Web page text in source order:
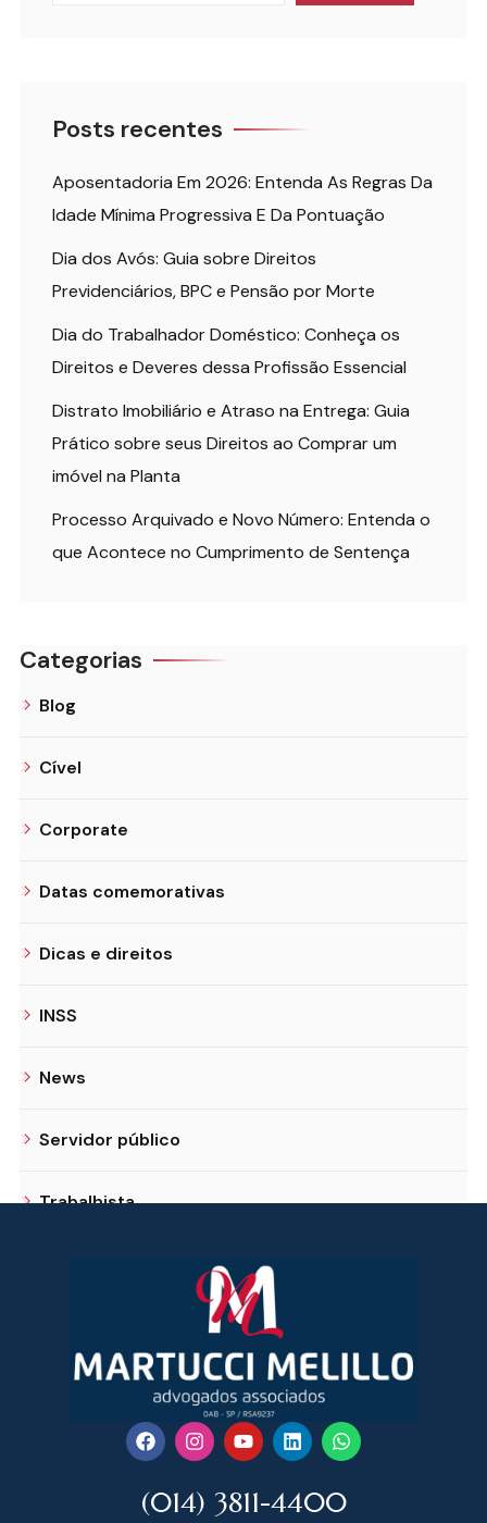
Posts recentes
Aposentadoria Em 2026: Entenda As Regras Da
Idade Mínima Progressiva E Da Pontuação
Dia dos Avós: Guia sobre Direitos
Previdenciários, BPC e Pensão por Morte
Dia do Trabalhador Doméstico: Conheça os
Direitos e Deveres dessa Profissão Essencial
Distrato Imobiliário e Atraso na Entrega: Guia
Prático sobre seus Direitos ao Comprar um
imóvel na Planta
Processo Arquivado e Novo Número: Entenda o
que Acontece no Cumprimento de Sentença
Categorias
Blog
Cível
Corporate
Datas comemorativas
Dicas e direitos
INSS
News
Servidor público
Trabalhista
(014) 3811-4400